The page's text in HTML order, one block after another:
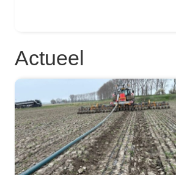
Actueel